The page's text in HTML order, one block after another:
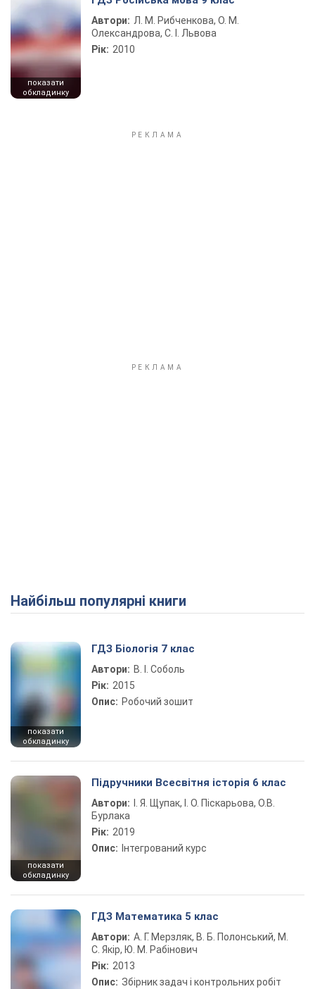
показати
обкладинку
Автори: Л. М. Рибченкова, О. М.
Олександрова, С. І. Львова
Рік: 2010
Найбільш популярні книги
показати
обкладинку
ГДЗ Біологія 7 клас
Автори: В. І. Соболь
Рік: 2015
Опис: Робочий зошит
показати
обкладинку
Підручники Всесвітня історія 6 клас
Автори:
І. Я. Щупак, І. О. Піскарьова, О.В.
Бурлака
Рік: 2019
Опис: Інтегрований курс
ГДЗ Математика 5 клас
Автори: А. Г. Мерзляк, В. Б. Полонський, М.
С. Якір, Ю. М. Рабінович
Рік: 2013
Опис: Збірник задач і контрольних робіт